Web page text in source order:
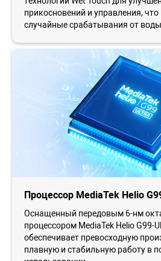
прикосновений и управления,
случайные срабатывания от воды.
Процессор MediaTek Helio
Оснащенный передовым 6-нм
процессором MediaTek Helio G99-
обеспечивает превосходную
плавную и стабильную работу в